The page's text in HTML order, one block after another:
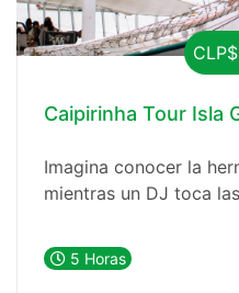
Caipirinha Tour Isla
Imagina conocer la
mientras un DJ toca
El Caipirinha Tour es
alta mar, la excursión
5 Horas